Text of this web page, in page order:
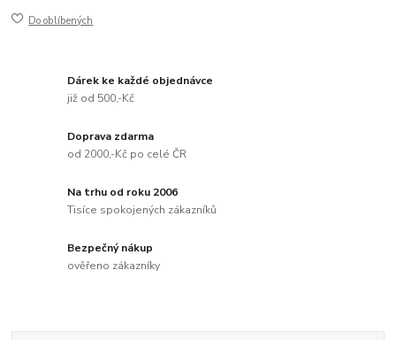
Do oblíbených
Dárek ke každé objednávce
již od 500,-Kč
Doprava zdarma
od 2000,-Kč po celé ČR
Na trhu od roku 2006
Tisíce spokojených zákazníků
Bezpečný nákup
ověřeno zákazníky